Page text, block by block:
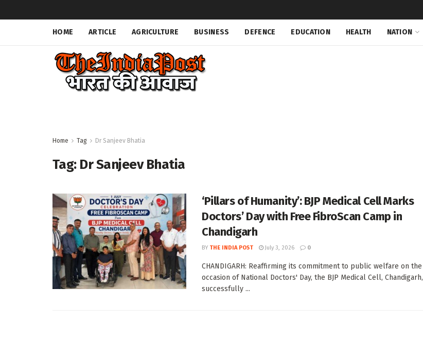
HOME ARTICLE AGRICULTURE BUSINESS DEFENCE EDUCATION HEALTH NATION
Home Tag Dr Sanjeev Bhatia
Tag: Dr Sanjeev Bhatia
‘Pillars of Humanity’: BJP Medical Cell Marks
Doctors’ Day with Free FibroScan Camp in
Chandigarh
BY THE INDIA POST July 3, 2026 0
CHANDIGARH: Reaffirming its commitment to public welfare on the
occasion of National Doctors' Day, the BJP Medical Cell, Chandigarh,
successfully ...